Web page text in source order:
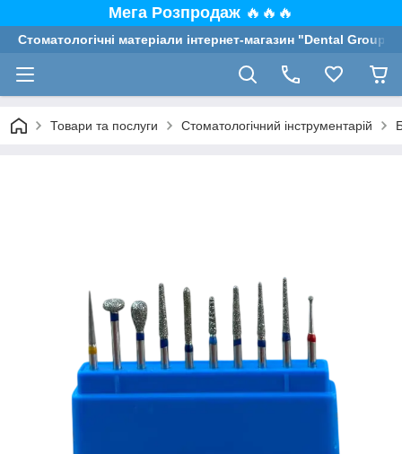
Мега Розпродаж 🔥🔥🔥
Стоматологічні матеріали інтернет-магазин "Dental Group"
Товари та послуги Стоматологічний інструментарій